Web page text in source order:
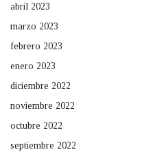
abril 2023
marzo 2023
febrero 2023
enero 2023
diciembre 2022
noviembre 2022
octubre 2022
septiembre 2022